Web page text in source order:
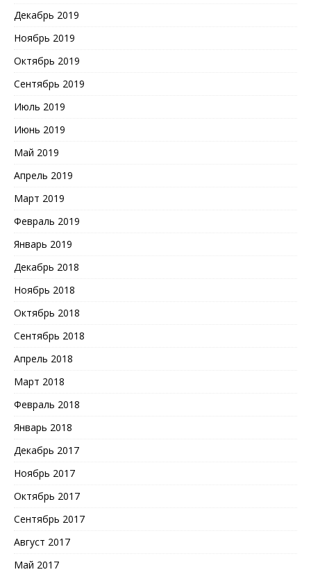
Декабрь 2019
Ноябрь 2019
Октябрь 2019
Сентябрь 2019
Июль 2019
Июнь 2019
Май 2019
Апрель 2019
Март 2019
Февраль 2019
Январь 2019
Декабрь 2018
Ноябрь 2018
Октябрь 2018
Сентябрь 2018
Апрель 2018
Март 2018
Февраль 2018
Январь 2018
Декабрь 2017
Ноябрь 2017
Октябрь 2017
Сентябрь 2017
Август 2017
Май 2017